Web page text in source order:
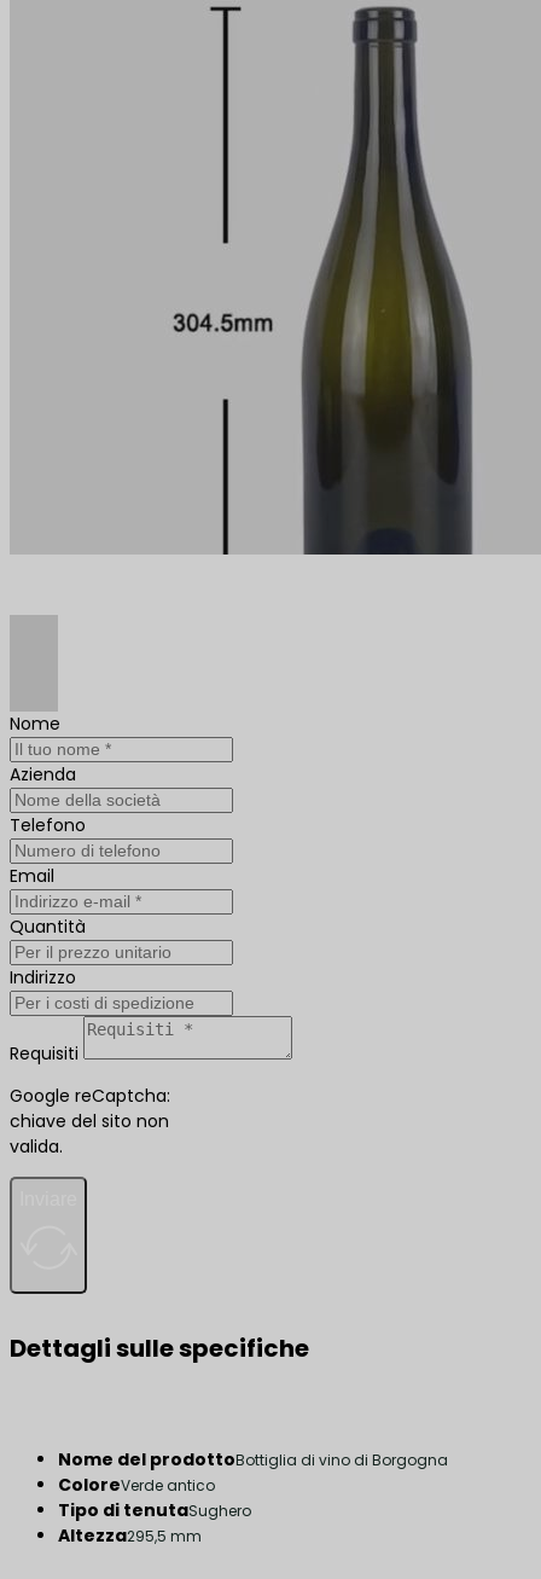
Nome
Azienda
Telefono
Email
Quantità
Indirizzo
Requisiti
Google reCaptcha:
chiave del sito non
valida.
Dettagli sulle specifiche
Nome del prodottoBottiglia di vino di Borgogna
ColoreVerde antico
Tipo di tenutaSughero
Altezza295,5 mm